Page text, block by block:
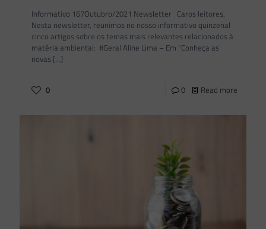
Informativo 167Outubro/2021 Newsletter Caros leitores,
Nesta newsletter, reunimos no nosso informativo quinzenal
cinco artigos sobre os temas mais relevantes relacionados à
matéria ambiental: #Geral Aline Lima – Em “Conheça as
novas […]
0 0 Read more